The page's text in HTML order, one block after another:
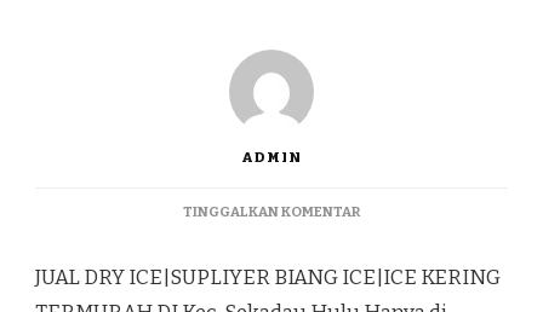
ADMIN
TINGGALKAN KOMENTARPADA
ICE|SUPLIYER
BIANG
JUAL DRY ICE|SUPLIYER BIANG ICE|ICE KERING